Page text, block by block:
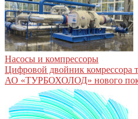
Насосы и компрессоры
Цифровой двойник комрессора
АО «ТУРБОХОЛОД» нового